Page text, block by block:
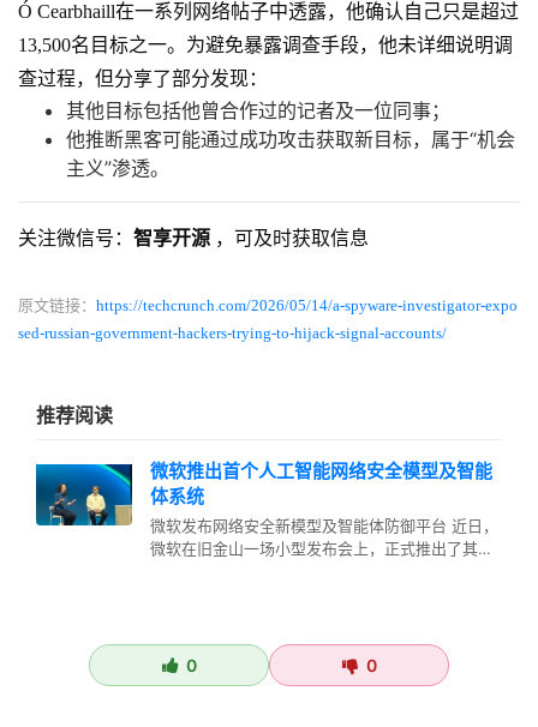
Ó Cearbhaill在一系列网络帖子中透露，他确认自己只是超过
13,500名目标之一。为避免暴露调查手段，他未详细说明调
查过程，但分享了部分发现：
其他目标包括他曾合作过的记者及一位同事；
他推断黑客可能通过成功攻击获取新目标，属于“机会
主义”渗透。
关注微信号： 智享开源 ，可及时获取信息
原文链接： https://techcrunch.com/2026/05/14/a-spyware-investigator-expo
sed-russian-government-hackers-trying-to-hijack-signal-accounts/
推荐阅读
微软推出首个人工智能网络安全模型及智能
体系统
微软发布网络安全新模型及智能体防御平台 近日，
微软在旧金山一场小型发布会上，正式推出了其首
0 0